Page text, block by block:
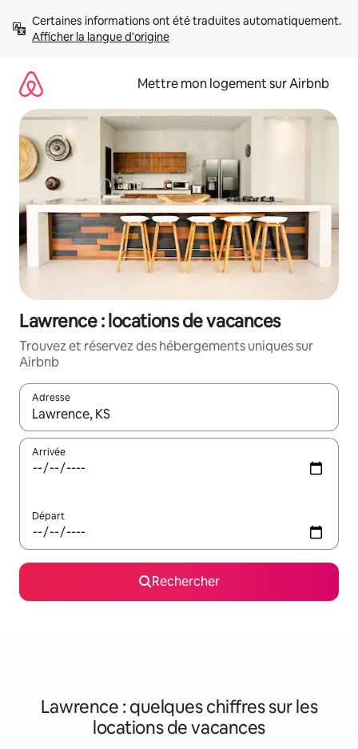
directement
Afficher la langue d'origine
Mettre mon logement sur Airbnb
Lawrence : locations de vacances
Trouvez et réservez des hébergements uniques sur
Airbnb
Adresse
Lorsque les résultats s'affichent, utilisez les flèches vers le
Arrivée
Départ
Rechercher
Lawrence : quelques chiffres sur les
locations de vacances